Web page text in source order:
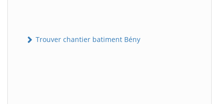
Trouver chantier batiment Bény